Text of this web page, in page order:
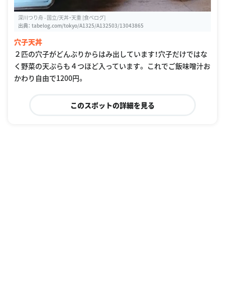
深川つり舟 - 国立/天丼・天重 [食べログ]
出典： tabelog.com/tokyo/A1325/A132503/13043865
穴子天丼
２匹の穴子がどんぶりからはみ出しています！穴子だけではな
く野菜の天ぷらも４つほど入っています。 これでご飯味噌汁お
かわり自由で1200円。
このスポットの詳細を見る